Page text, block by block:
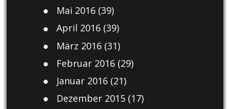
Mai 2016(39)
April 2016(39)
März 2016(31)
Februar 2016(29)
Januar 2016(21)
Dezember 2015(17)